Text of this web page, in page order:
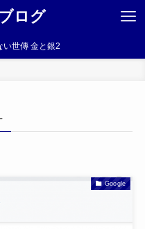
ログ
い世傳 金と銀2
Google